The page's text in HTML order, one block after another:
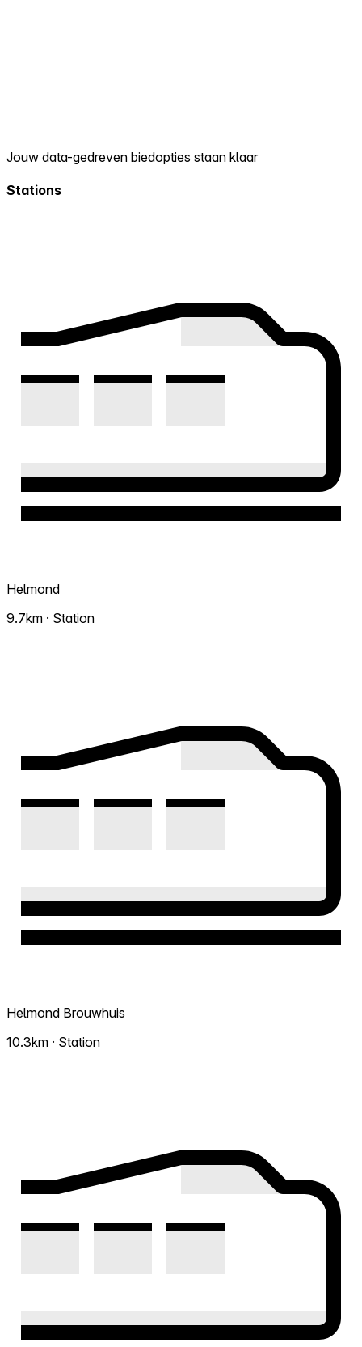
Jouw data-gedreven biedopties staan klaar
Stations
Helmond
9.7km · Station
Helmond Brouwhuis
10.3km · Station